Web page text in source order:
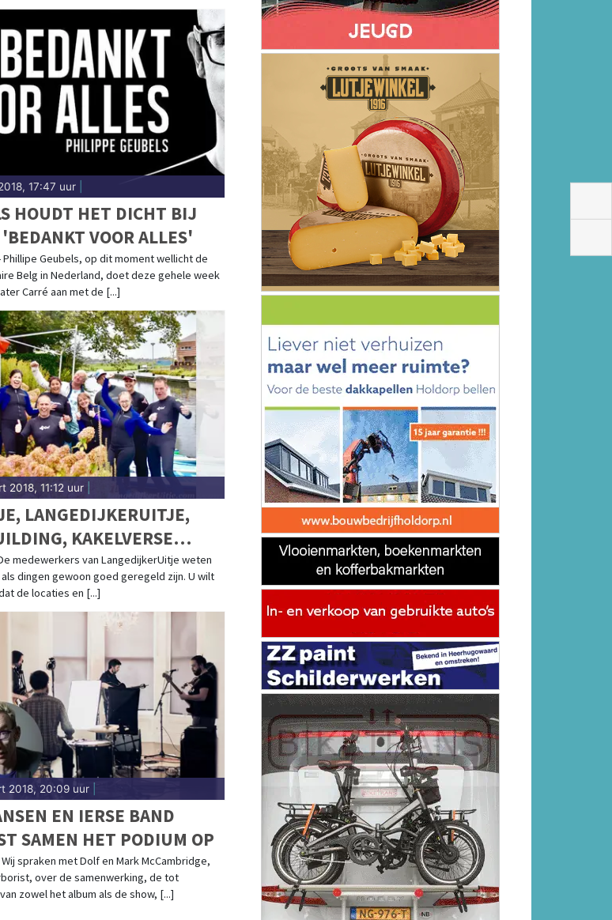
17:47 uur|
HOUDT HET DICHT BIJ
VOOR ALLES'
- Phillipe Geubels, op dit moment wellicht de
Belg in Nederland, doet deze gehele week
Carré aan met de [...]
2018, 11:12 uur|
LANGEDIJKERUITJE,
KAKELVERSE
BIJ
medewerkers van LangedijkerUitje weten
dingen gewoon goed geregeld zijn. U wilt
de locaties en [...]
2018, 20:09 uur|
EN IERSE BAND
SAMEN HET PODIUM OP
Wij spraken met Dolf en Mark McCambridge,
over de samenwerking, de tot
zowel het album als de show, [...]